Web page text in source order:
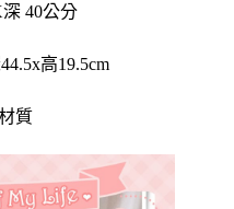
40公分
高19.5cm
質